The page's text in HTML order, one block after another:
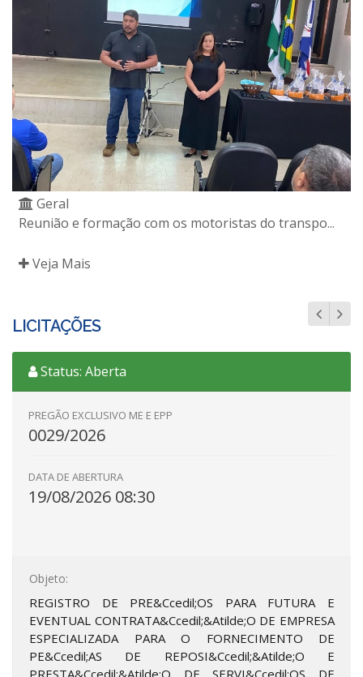
Geral
Reunião e formação com os motoristas do transpo...
Veja Mais
LICITAÇÕES
Status: Aberta
PREGÃO EXCLUSIVO ME E EPP
0029/2026
DATA DE ABERTURA
19/08/2026 08:30
Objeto:
REGISTRO DE PRE&Ccedil;OS PARA FUTURA E
EVENTUAL CONTRATA&Ccedil;&Atilde;O DE EMPRESA
ESPECIALIZADA PARA O FORNECIMENTO DE
PE&Ccedil;AS DE REPOSI&Ccedil;&Atilde;O E